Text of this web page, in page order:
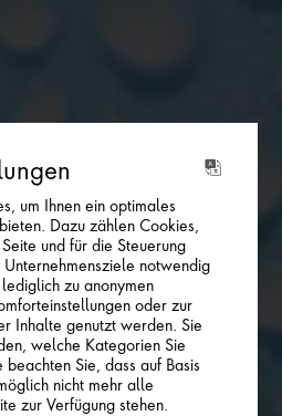
um Ihnen ein optimales
Dazu zählen Cookies,
und für die Steuerung
notwendig
zu anonymen
oder zur
Inhalte genutzt werden. Sie
welche Kategorien Sie
Sie, dass auf Basis
nicht mehr alle
zur Verfügung stehen.